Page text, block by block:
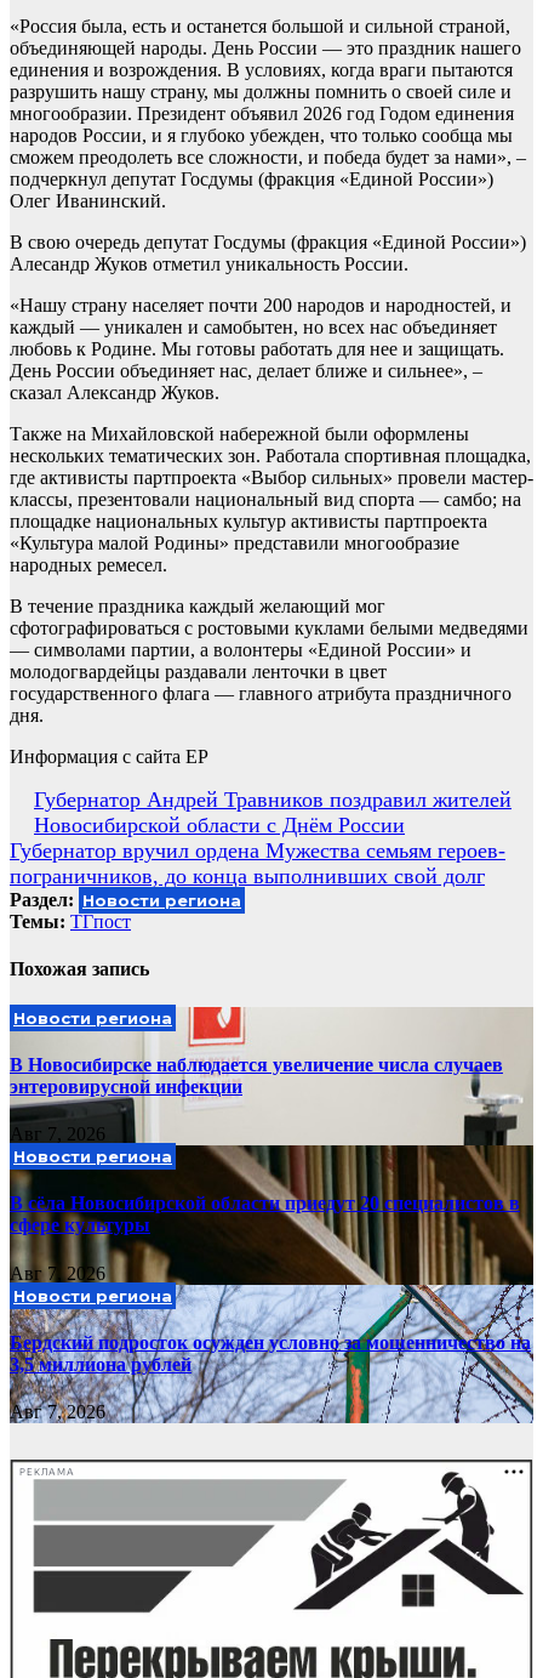
«Россия была, есть и останется большой и сильной страной,
объединяющей народы. День России — это праздник нашего
единения и возрождения. В условиях, когда враги пытаются
разрушить нашу страну, мы должны помнить о своей силе и
многообразии. Президент объявил 2026 год Годом единения
народов России, и я глубоко убежден, что только сообща мы
сможем преодолеть все сложности, и победа будет за нами», –
подчеркнул депутат Госдумы (фракция «Единой России»)
Олег Иванинский.
В свою очередь депутат Госдумы (фракция «Единой России»)
Алесандр Жуков отметил уникальность России.
«Нашу страну населяет почти 200 народов и народностей, и
каждый — уникален и самобытен, но всех нас объединяет
любовь к Родине. Мы готовы работать для нее и защищать.
День России объединяет нас, делает ближе и сильнее», –
сказал Александр Жуков.
Также на Михайловской набережной были оформлены
нескольких тематических зон. Работала спортивная площадка,
где активисты партпроекта «Выбор сильных» провели мастер-
классы, презентовали национальный вид спорта — самбо; на
площадке национальных культур активисты партпроекта
«Культура малой Родины» представили многообразие
народных ремесел.
В течение праздника каждый желающий мог
сфотографироваться с ростовыми куклами белыми медведями
— символами партии, а волонтеры «Единой России» и
молодогвардейцы раздавали ленточки в цвет
государственного флага — главного атрибута праздничного
дня.
Информация с сайта ЕР
Навигация
по
записям
Губернатор Андрей Травников поздравил жителей
Новосибирской области с Днём России
Губернатор вручил ордена Мужества семьям героев-
пограничников, до конца выполнивших свой долг
Раздел: Новости региона
Темы: ТГпост
Похожая запись
Новости региона
В Новосибирске наблюдается увеличение числа случаев
энтеровирусной инфекции
Авг 7, 2026
Новости региона
В сёла Новосибирской области приедут 20 специалистов в
сфере культуры
Авг 7, 2026
Новости региона
Бердский подросток осужден условно за мошенничество на
3,5 миллиона рублей
Авг 7, 2026
РЕКЛАМА